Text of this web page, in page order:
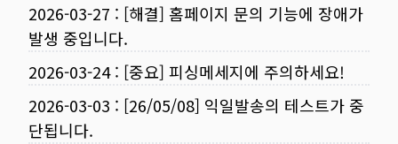
2026-03-27 : [해결] 홈페이지 문의 기능에 장애가
발생 중입니다.
2026-03-24: [중요] 피싱메세지에 주의하세요!
2026-03-03 : [26/05/08] 익일발송의 테스트가 중
단됩니다.